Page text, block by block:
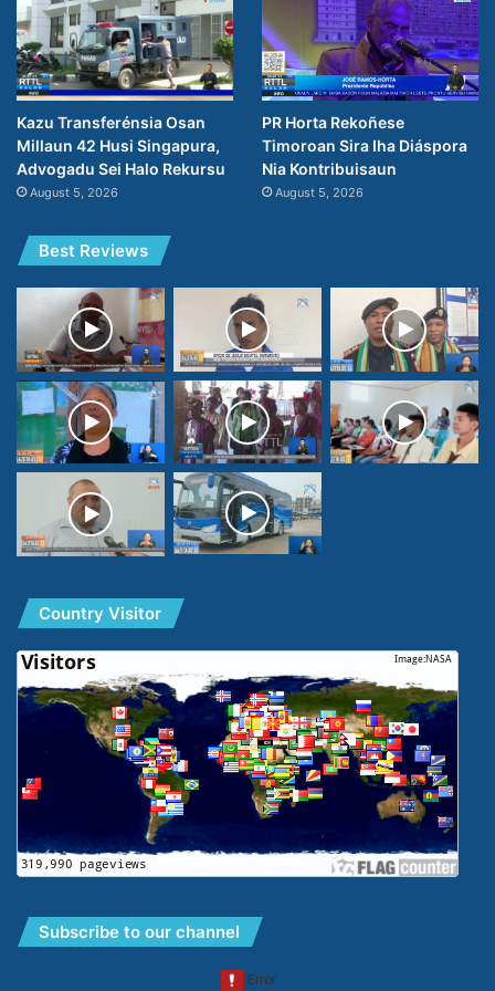
Kazu Transferénsia Osan
Millaun 42 Husi Singapura,
Advogadu Sei Halo Rekursu
August 5, 2026
PR Horta Rekoñese
Timoroan Sira Iha Diáspora
Nia Kontribuisaun
August 5, 2026
Best Reviews
Country Visitor
Subscribe to our channel